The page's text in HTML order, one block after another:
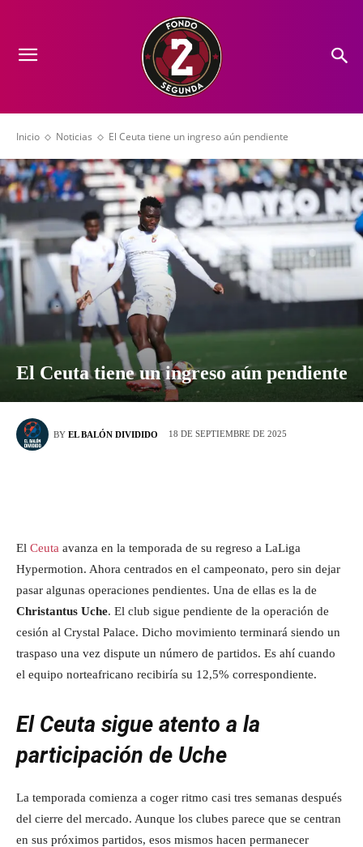
Inicio Noticias El Ceuta tiene un ingreso aún pendiente
El Ceuta tiene un ingreso aún pendiente
BY EL BALÓN DIVIDIDO 18 DE SEPTIEMBRE DE 2025
El Ceuta avanza en la temporada de su regreso a LaLiga
Hypermotion. Ahora centrados en el campeonato, pero sin dejar
pasar algunas operaciones pendientes. Una de ellas es la de
Christantus Uche. El club sigue pendiente de la operación de
cesión al Crystal Palace. Dicho movimiento terminará siendo un
traspaso una vez dispute un número de partidos. Es ahí cuando
el equipo norteafricano recibiría su 12,5% correspondiente.
El Ceuta sigue atento a la
participación de Uche
La temporada comienza a coger ritmo casi tres semanas después
del cierre del mercado. Aunque los clubes parece que se centran
en sus próximos partidos, esos mismos hacen permanecer